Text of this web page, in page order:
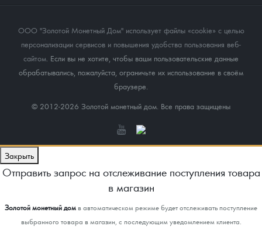
ООО "Золотой Монетный Дом" использует файлы «cookie» с целью
персонализации сервисов и повышения удобства пользования веб-
сайтом . Если вы не хотите, чтобы ваши пользовательские данные
обрабатывались, пожалуйста, ограничьте их использование в своём
браузере.
© 2012-2026 Золотой монетный дом. Все права защищены
Закрыть
Отправить запрос на отслеживание поступления товара
в магазин
Золотой монетный домв автоматическом режиме будет отслеживать поступление
выбранного товара в магазин, с последующим уведомлением клиента.